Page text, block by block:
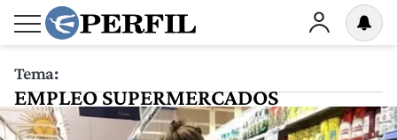
Tema:
EMPLEO SUPERMERCADOS